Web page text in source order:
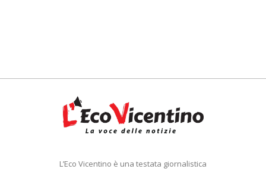
L’Eco Vicentino è una testata giornalistica